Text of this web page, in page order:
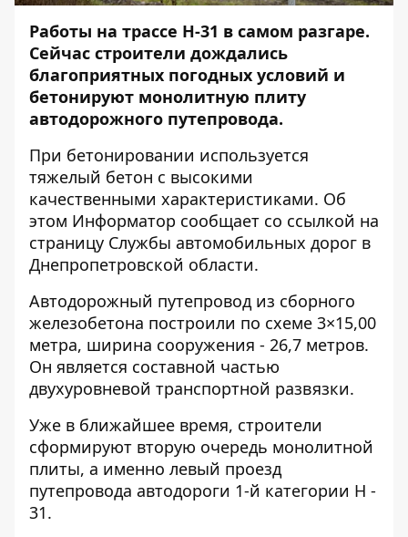
Работы на трассе Н-31 в самом разгаре.
Сейчас строители дождались
благоприятных погодных условий и
бетонируют монолитную плиту
автодорожного путепровода.
При бетонировании используется
тяжелый бетон с высокими
качественными характеристиками. Об
этом Информатор сообщает со ссылкой на
страницу Службы автомобильных дорог в
Днепропетровской области.
Автодорожный путепровод из сборного
железобетона построили по схеме 3×15,00
метра, ширина сооружения - 26,7 метров.
Он является составной частью
двухуровневой транспортной развязки.
Уже в ближайшее время, строители
сформируют вторую очередь монолитной
плиты, а именно левый проезд
путепровода автодороги 1-й категории Н -
31.